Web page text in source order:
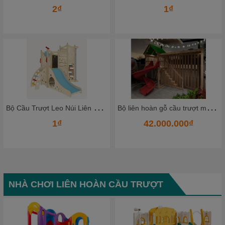
2₫
B
ộ Cầu Trượt Leo Núi Liên Hoàn Bằng Gỗ Cao Cấp – Không Gian Vận Động Mini Cho Bé Ngay Tại Nhà
1₫
1₫
B
ộ liên hoàn gỗ cầu trượt mẫu mới
42.000.000₫
NHÀ CHƠI LIÊN HOÀN CẦU TRƯỢT